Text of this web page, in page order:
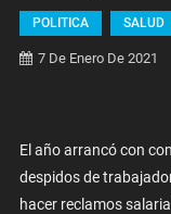
POLITICA SALUD
7 De Enero De 2021
El año arrancó con
despidos de
hacer reclamos